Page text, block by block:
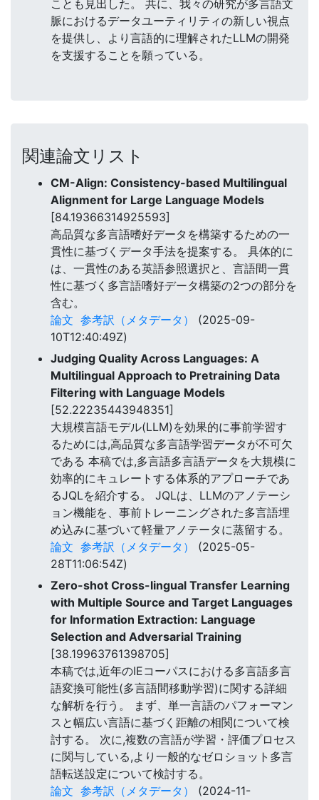
ことも見出した。 共に、我々の研究が多言語文
脈におけるデータユーティリティの新しい視点
を提供し、より言語的に理解されたLLMの開発
を支援することを願っている。
関連論文リスト
CM-Align: Consistency-based Multilingual
Alignment for Large Language Models
[84.19366314925593]
高品質な多言語嗜好データを構築するための一
貫性に基づくデータ手法を提案する。 具体的に
は、一貫性のある英語参照選択と、言語間一貫
性に基づく多言語嗜好データ構築の2つの部分を
含む。
論文 参考訳（メタデータ）
(2025-09-
10T12:40:49Z)
Judging Quality Across Languages: A
Multilingual Approach to Pretraining Data
Filtering with Language Models
[52.22235443948351]
大規模言語モデル(LLM)を効果的に事前学習す
るためには,高品質な多言語学習データが不可欠
である 本稿では,多言語多言語データを大規模に
効率的にキュレートする体系的アプローチであ
るJQLを紹介する。 JQLは、LLMのアノテーシ
ョン機能を、事前トレーニングされた多言語埋
め込みに基づいて軽量アノテータに蒸留する。
論文 参考訳（メタデータ）
(2025-05-
28T11:06:54Z)
Zero-shot Cross-lingual Transfer Learning
with Multiple Source and Target Languages
for Information Extraction: Language
Selection and Adversarial Training
[38.19963761398705]
本稿では,近年のIEコーパスにおける多言語多言
語変換可能性(多言語間移動学習)に関する詳細
な解析を行う。 まず、単一言語のパフォーマン
スと幅広い言語に基づく距離の相関について検
討する。 次に,複数の言語が学習・評価プロセス
に関与している,より一般的なゼロショット多言
語転送設定について検討する。
論文 参考訳（メタデータ）
(2024-11-